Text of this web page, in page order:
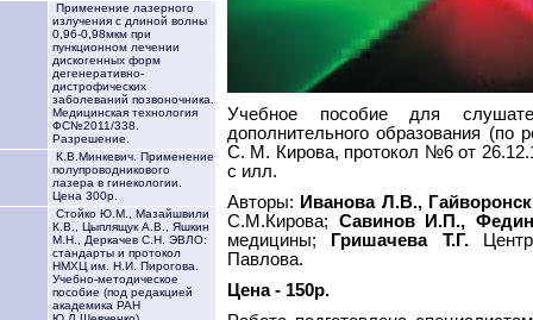
Применение лазерного
излучения с длиной волны
0,96-0,98мкм при
пункционном лечении
дискогенных форм
дегенеративно-
дистрофических
заболеваний позвоночника.
Медицинская технология
ФС№2011/338.
Разрешение.
К.В.Минкевич. Применение
полупроводникового
лазера в гинекологии.
Цена 300р.
Стойко Ю.М., Мазайшвили
К.В., Цыплящук А.В., Яшкин
М.Н., Деркачев С.Н. ЭВЛО:
стандарты и протокол
НМХЦ им. Н.И. Пирогова.
Учебно-методическое
пособие (под редакцией
академика РАН
Учебное пособие для
дополнительного образования
С. М. Кирова, протокол №6 от
с илл.
Авторы: Иванова Л.В.,
С.М.Кирова; Савинов И.П.,
медицины;
Гришачева Т.Г.
Павлова.
Цена - 150р.